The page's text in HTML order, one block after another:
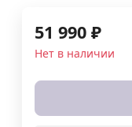
51 990 ₽
Нет в наличии